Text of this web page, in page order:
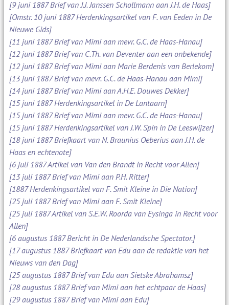
[9 juni 1887 Brief van J.J. Janssen Schollmann aan J.H. de Haas]
[Omstr. 10 juni 1887 Herdenkingsartikel van F. van Eeden in De
Nieuwe Gids]
[11 juni 1887 Brief van Mimi aan mevr. G.C. de Haas-Hanau]
[12 juni 1887 Brief van C.Th. van Deventer aan een onbekende]
[12 juni 1887 Brief van Mimi aan Marie Berdenis van Berlekom]
[13 juni 1887 Brief van mevr. G.C. de Haas-Hanau aan Mimi]
[14 juni 1887 Brief van Mimi aan A.H.E. Douwes Dekker]
[15 juni 1887 Herdenkingsartikel in De Lantaarn]
[15 juni 1887 Brief van Mimi aan mevr. G.C. de Haas-Hanau]
[15 juni 1887 Herdenkingsartikel van J.W. Spin in De Leeswijzer]
[18 juni 1887 Briefkaart van N. Braunius Oeberius aan J.H. de
Haas en echtenote]
[6 juli 1887 Artikel van Van den Brandt in Recht voor Allen]
[13 juli 1887 Brief van Mimi aan P.H. Ritter]
[1887 Herdenkingsartikel van F. Smit Kleine in Die Nation]
[25 juli 1887 Brief van Mimi aan F. Smit Kleine]
[25 juli 1887 Artikel van S.E.W. Roorda van Eysinga in Recht voor
Allen]
[6 augustus 1887 Bericht in De Nederlandsche Spectator.]
[17 augustus 1887 Briefkaart van Edu aan de redaktie van het
Nieuws van den Dag]
[25 augustus 1887 Brief van Edu aan Sietske Abrahamsz]
[28 augustus 1887 Brief van Mimi aan het echtpaar de Haas]
[29 augustus 1887 Brief van Mimi aan Edu]